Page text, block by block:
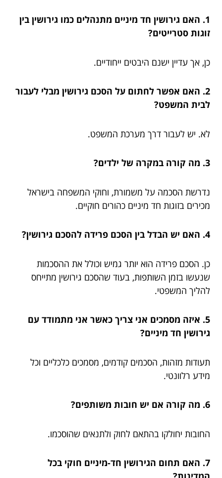
1. האם גירושין חד מיניים מתנהלים כמו גירושין בין
זוגות סטרייטים?
כן, אך עדיין ישנם היבטים ייחודיים.
2. האם אפשר לחתום על הסכם גירושין מבלי לעבור
לבית המשפט?
לא. יש לעבור דרך מערכת המשפט.
3. מה קורה במקרה של ילדים?
נדרשת הסכמה על משמורת, וחוקי המשפחה בישראל
מכירים בזוגות חד מיניים כהורים חוקיים.
4. האם יש הבדל בין הסכם פרידה להסכם גירושין?
כן. הסכם פרידה הוא יותר גמיש וכולל את ההסכמות
שנעשו בזמן השותפות, בעוד שהסכם גירושין מתייחס
להליך המשפטי.
5. איזה מסמכים אני צריך כאשר אני מתמודד עם
גירושין חד מיניים?
תעודות מזהות, הסכמים קודמים, מסמכים כלכליים וכל
מידע רלוונטי.
6. מה קורה אם יש חובות משותפים?
החובות יחולקו בהתאם לחוק ולתנאים שהוסכמו.
7. האם תחום הגירושין חד-מיניים חוקי בכל